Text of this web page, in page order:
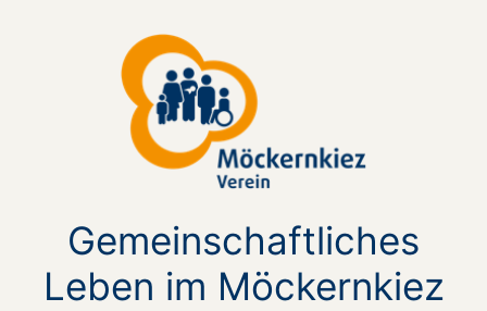
Gemeinschaftliches
Leben im Möckernkiez